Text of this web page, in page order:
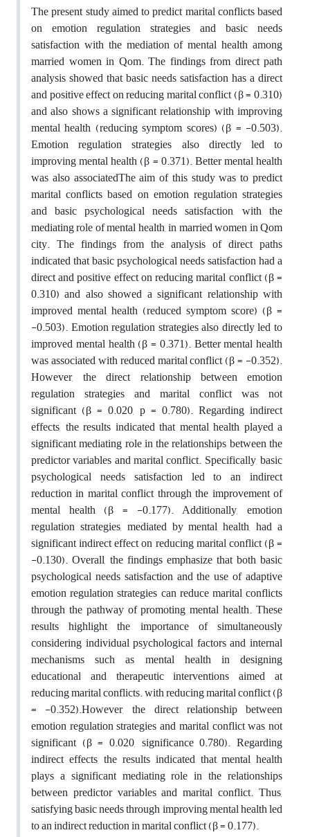
The present study aimed to predict marital conflicts based
on emotion regulation strategies and basic needs
satisfaction with the mediation of mental health among
married women in Qom. The findings from direct path
analysis showed that basic needs satisfaction has a direct
and positive effect on reducing marital conflict (β = 0.310)
and also shows a significant relationship with improving
mental health (reducing symptom scores) (β = -0.503).
Emotion regulation strategies also directly led to
improving mental health (β = 0.371). Better mental health
was also associatedThe aim of this study was to predict
marital conflicts based on emotion regulation strategies
and basic psychological needs satisfaction, with the
mediating role of mental health, in married women in Qom
city. The findings from the analysis of direct paths
indicated that basic psychological needs satisfaction had a
direct and positive effect on reducing marital conflict (β =
0.310) and also showed a significant relationship with
improved mental health (reduced symptom score) (β =
-0.503). Emotion regulation strategies also directly led to
improved mental health (β = 0.371). Better mental health
was associated with reduced marital conflict (β = -0.352).
However, the direct relationship between emotion
regulation strategies and marital conflict was not
significant (β = 0.020, p = 0.780). Regarding indirect
effects, the results indicated that mental health played a
significant mediating role in the relationships between the
predictor variables and marital conflict. Specifically, basic
psychological needs satisfaction led to an indirect
reduction in marital conflict through the improvement of
mental health (β = -0.177). Additionally, emotion
regulation strategies, mediated by mental health, had a
significant indirect effect on reducing marital conflict (β =
-0.130). Overall, the findings emphasize that both basic
psychological needs satisfaction and the use of adaptive
emotion regulation strategies can reduce marital conflicts
through the pathway of promoting mental health. These
results highlight the importance of simultaneously
considering individual psychological factors and internal
mechanisms such as mental health in designing
educational and therapeutic interventions aimed at
reducing marital conflicts.with reducing marital conflict (β
= -0.352).However, the direct relationship between
emotion regulation strategies and marital conflict was not
significant (β = 0.020, significance 0.780). Regarding
indirect effects, the results indicated that mental health
plays a significant mediating role in the relationships
between predictor variables and marital conflict. Thus,
satisfying basic needs through improving mental health led
to an indirect reduction in marital conflict (β = 0.177).